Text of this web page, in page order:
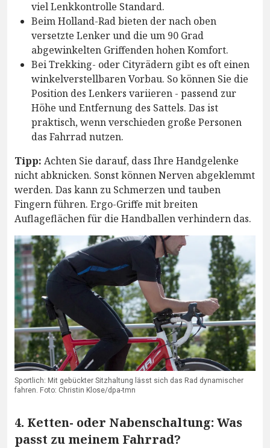
viel Lenkkontrolle Standard.
Beim Holland-Rad bieten der nach oben
versetzte Lenker und die um 90 Grad
abgewinkelten Griffenden hohen Komfort.
Bei Trekking- oder Cityrädern gibt es oft einen
winkelverstellbaren Vorbau. So können Sie die
Position des Lenkers variieren - passend zur
Höhe und Entfernung des Sattels. Das ist
praktisch, wenn verschieden große Personen
das Fahrrad nutzen.
Tipp: Achten Sie darauf, dass Ihre Handgelenke
nicht abknicken. Sonst können Nerven abgeklemmt
werden. Das kann zu Schmerzen und tauben
Fingern führen. Ergo-Griffe mit breiten
Auflageflächen für die Handballen verhindern das.
Sportlich: Mit gebückter Sitzhaltung lässt sich das Rad dynamischer
fahren. Foto: Christin Klose/dpa-tmn
4. Ketten- oder Nabenschaltung: Was
passt zu meinem Fahrrad?